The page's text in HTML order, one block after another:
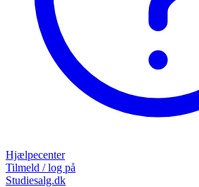
Hjælpecenter
Tilmeld / log på
Studiesalg.dk